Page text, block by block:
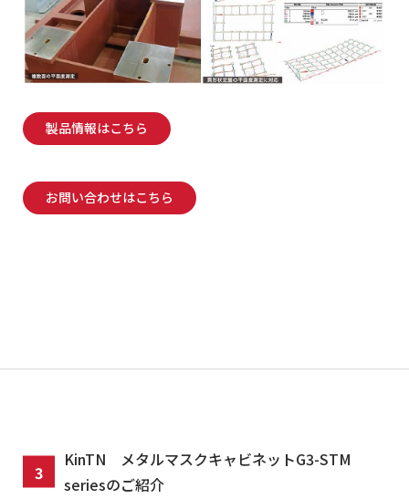
製品情報はこちら
お問い合わせはこちら
KinTN メタルマスクキャビネットG3-STM
seriesのご紹介